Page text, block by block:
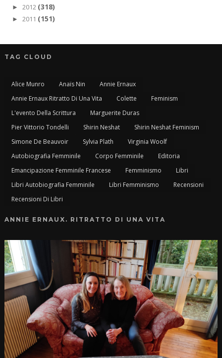
► 2012 (318)
► 2011 (151)
TAG CLOUD
Alice Munro Anaïs Nin
Annie Ernaux
Annie Ernaux Ritratto Di Una Vita
Colette
Feminism
L'evento Della Scrittura
Marguerite Duras
Pier Vittorio Tondelli
Shirin Neshat
Shirin Neshat Feminism
Simone De Beauvoir
Sylvia Plath
Virginia Woolf
Autobiografia Femminile
Corpo Femminile
Editoria
Emancipazione Femminile Francese
Femminismo
Libri
Libri Autobiografia Femminile
Libri Femminismo
Recensioni
Recensioni Di Libri
ANNIE ERNAUX. RITRATTO DI UNA VITA